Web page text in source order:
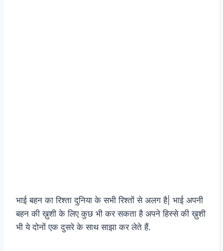
भाई बहन का रिश्ता दुनिया के सभी रिश्तों से अलग है| भाई अपनी
बहन की ख़ुशी के लिए कुछ भी कर सकता है अपने हिस्से की ख़ुशी
भी ये दोनों एक दुसरे के साथ साझा कर लेते हैं.